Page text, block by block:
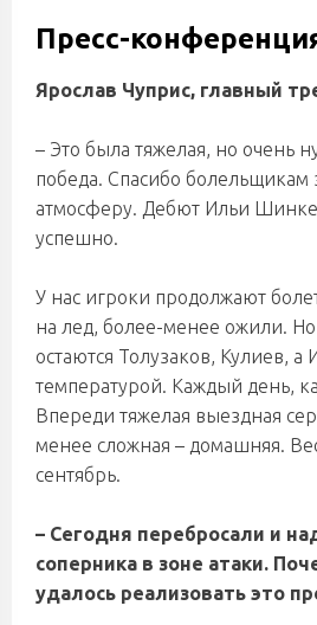
Пресс-
Ярослав Чуприс, главный
– Это была тяжелая, но очень
победа. Спасибо болельщикам
атмосферу. Дебют Ильи
успешно.
У нас игроки продолжают
на лед, более-менее ожили. Но
остаются Толузаков, Кулиев, а
температурой. Каждый день,
Впереди тяжелая выездная
менее сложная – домашняя.
сентябрь.
– Сегодня перебросали и
соперника в зоне атаки.
удалось реализовать это